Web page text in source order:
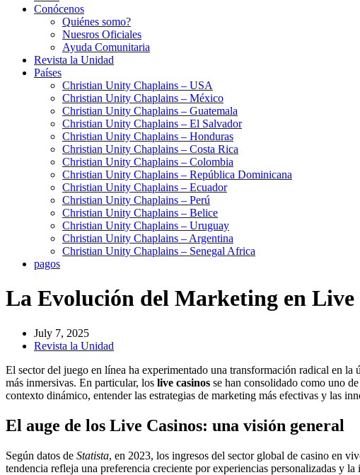
Conócenos
Quiénes somo?
Nuesros Oficiales
Ayuda Comunitaria
Revista la Unidad
Países
Christian Unity Chaplains – USA
Christian Unity Chaplains – México
Christian Unity Chaplains – Guatemala
Christian Unity Chaplains – El Salvador
Christian Unity Chaplains – Honduras
Christian Unity Chaplains – Costa Rica
Christian Unity Chaplains – Colombia
Christian Unity Chaplains – República Dominicana
Christian Unity Chaplains – Ecuador
Christian Unity Chaplains – Perú
Christian Unity Chaplains – Belice
Christian Unity Chaplains – Uruguay
Christian Unity Chaplains – Argentina
Christian Unity Chaplains – Senegal Africa
pagos
La Evolución del Marketing en
July 7, 2025
Revista la Unidad
El sector del juego en línea ha experimentado una transformación radical en
más inmersivas. En particular, los live casinos se han consolidado como uno
contexto dinámico, entender las estrategias de marketing más efectivas y las
El auge de los Live Casinos: una visión general
Según datos de Statista, en 2023, los ingresos del sector global de casino en
tendencia refleja una preferencia creciente por experiencias personalizadas y